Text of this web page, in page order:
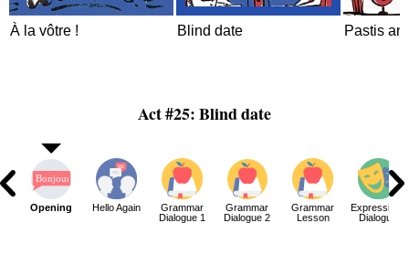
À la vôtre ! Blind date Pastis
Act #25: Blind date
Opening Hello Again
Grammar
Dialogue 1
Grammar
Dialogue 2
Grammar
Lesson
Expressions
Dialogue